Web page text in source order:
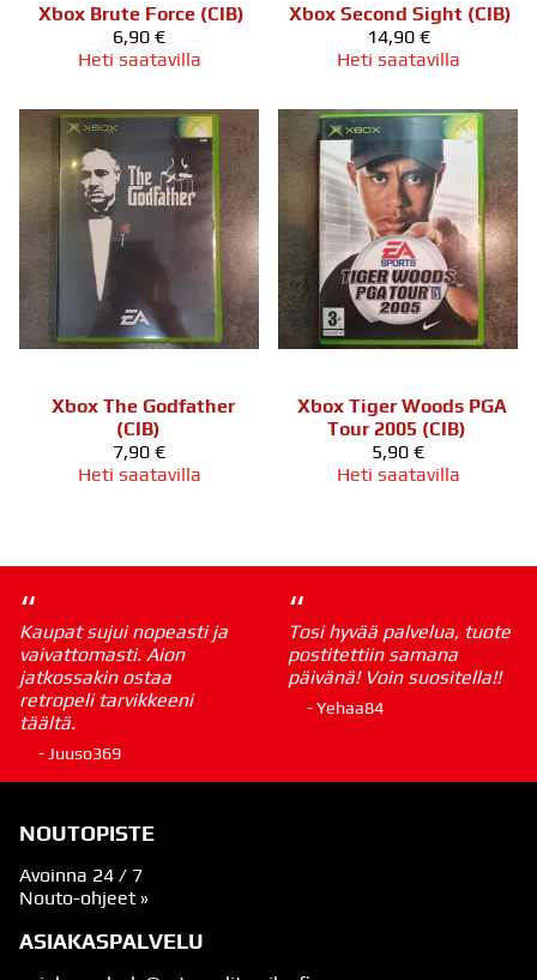
Xbox Brute Force (CIB)
6,90 €
Heti saatavilla
Xbox Second Sight (CIB)
14,90 €
Heti saatavilla
Xbox The Godfather
(CIB)
7,90 €
Heti saatavilla
Xbox Tiger Woods PGA
Tour 2005 (CIB)
5,90 €
Heti saatavilla
“
Kaupat sujui nopeasti ja
vaivattomasti. Aion
jatkossakin ostaa
retropeli tarvikkeeni
täältä.
- Juuso369
“
Tosi hyvää palvelua, tuote
postitettiin samana
päivänä! Voin suositella!!
- Yehaa84
NOUTOPISTE
Avoinna 24 / 7
Nouto-ohjeet »
ASIAKASPALVELU